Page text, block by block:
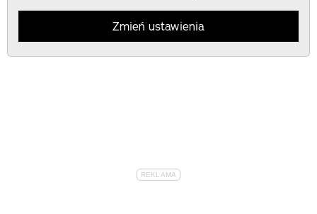
Zmień ustawienia